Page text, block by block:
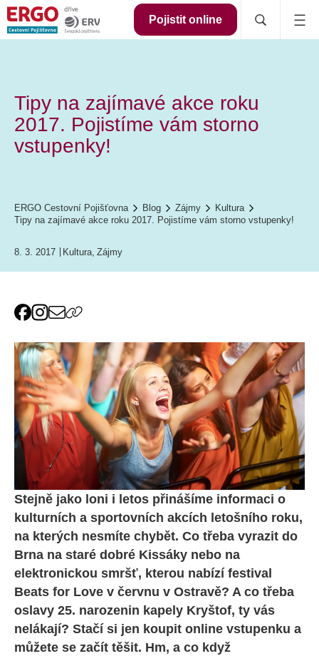
Pojistit online
Tipy na zajímavé akce roku
2017. Pojistíme vám storno
vstupenky!
ERGO Cestovní Pojišťovna Blog Zájmy
Kultura
Tipy na zajímavé akce roku 2017. Pojistíme vám storno vstupenky!
8. 3. 2017 Kultura, Zájmy
Stejně jako loni i letos přinášíme informaci o
kulturních a sportovních akcích letošního roku,
na kterých nesmíte chybět. Co třeba vyrazit do
Brna na staré dobré Kissáky nebo na
elektronickou smršť, kterou nabízí festival
Beats for Love v červnu v Ostravě? A co třeba
oslavy 25. narozenin kapely Kryštof, ty vás
nelákají? Stačí si jen koupit online vstupenku a
můžete se začít těšit. Hm, a co když